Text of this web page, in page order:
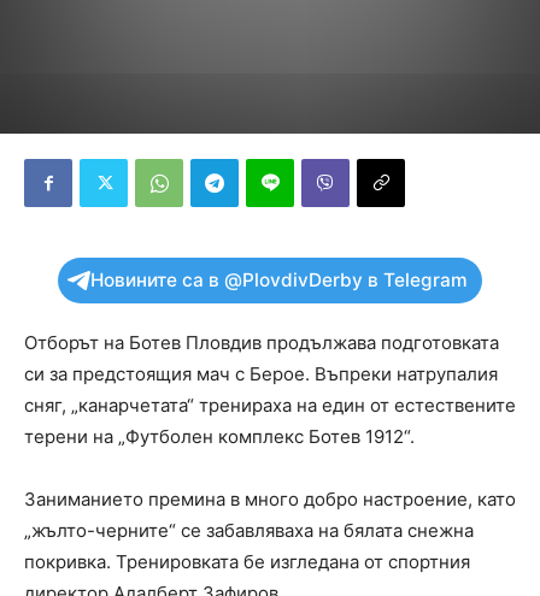
Новините са в @PlovdivDerby в Telegram
Отборът на Ботев Пловдив продължава подготовката
си за предстоящия мач с Берое. Въпреки натрупалия
сняг, „канарчетата“ тренираха на един от естествените
терени на „Футболен комплекс Ботев 1912“.
Заниманието премина в много добро настроение, като
„жълто-черните“ се забавляваха на бялата снежна
покривка. Тренировката бе изгледана от спортния